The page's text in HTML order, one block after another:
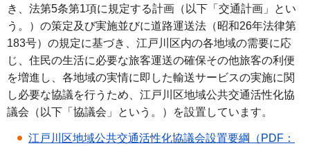
き、法第5条第1項に規定する計画（以下「交通計画」とい
う。）の策定及び実施並びに道路運送法（昭和26年法律第
183号）の規定に基づき、江戸川区内の各地域の需要に応
じ、住民の生活に必要な旅客運送の確保その他旅客の利便
を増進し、各地域の実情に即した輸送サービスの実施に関
し必要な協議を行うため、江戸川区地域公共交通活性化協
議会（以下「協議会」という。）を設置しています。
江戸川区地域公共交通活性化協議会設置要綱（PDF：